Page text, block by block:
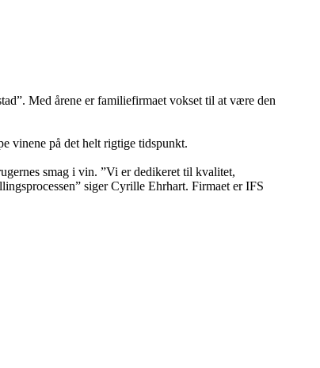
Med årene er familiefirmaet vokset til at være den
vinene på det helt rigtige tidspunkt.
smag i vin. ”Vi er dedikeret til kvalitet,
siger Cyrille Ehrhart. Firmaet er IFS